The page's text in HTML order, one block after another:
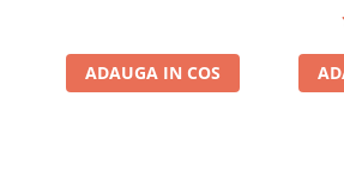
ADAUGA IN COS